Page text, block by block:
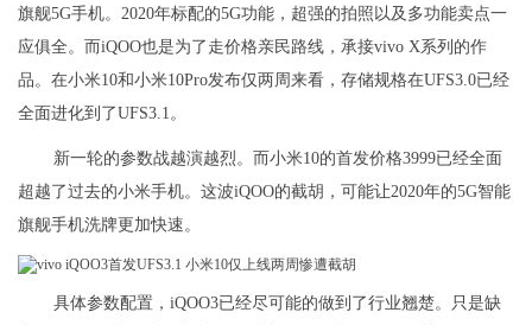
旗舰5G手机。2020年标配的5G功能，超强的拍照以及多功能卖点一
应俱全。而iQOO也是为了走价格亲民路线，承接vivo X系列的作
品。在小米10和小米10Pro发布仅两周来看，存储规格在UFS3.0已经
全面进化到了UFS3.1。
新一轮的参数战越演越烈。而小米10的首发价格3999已经全面
超越了过去的小米手机。这波iQOO的截胡，可能让2020年的5G智能
旗舰手机洗牌更加快速。
具体参数配置，iQOO3已经尽可能的做到了行业翘楚。只是缺